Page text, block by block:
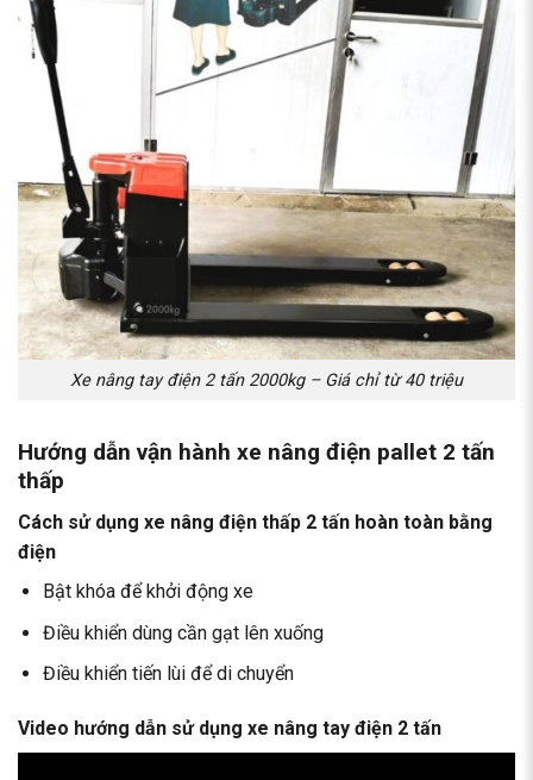
Xe nâng tay điện 2 tấn 2000kg – Giá chỉ từ 40 triệu
Hướng dẫn vận hành xe nâng điện pallet 2 tấn
thấp
Cách sử dụng xe nâng điện thấp 2 tấn hoàn toàn bằng
điện
Bật khóa để khởi động xe
Điều khiển dùng cần gạt lên xuống
Điều khiển tiến lùi để di chuyển
Video hướng dẫn sử dụng xe nâng tay điện 2 tấn